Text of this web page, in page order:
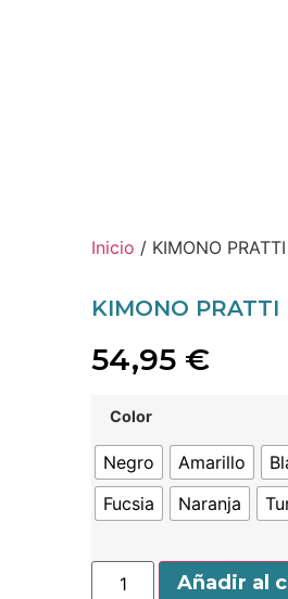
Inicio / KIMONO PRATTI
KIMONO PRATTI
54,95 €
Color
Negro Amarillo
Fucsia
Naranja
Añadir al